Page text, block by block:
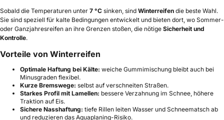
Sobald die Temperaturen unter 7 °C sinken, sind Winterreifen die beste Wahl.
Sie sind speziell für kalte Bedingungen entwickelt und bieten dort, wo Sommer-
oder Ganzjahresreifen an ihre Grenzen stoßen, die nötige Sicherheit und
Kontrolle.
Vorteile von Winterreifen
Optimale Haftung bei Kälte: weiche Gummimischung bleibt auch bei
Minusgraden flexibel.
Kurze Bremswege: selbst auf verschneiten Straßen.
Starkes Profil mit Lamellen: bessere Verzahnung im Schnee, höhere
Traktion auf Eis.
Sichere Nasshaftung: tiefe Rillen leiten Wasser und Schneematsch ab
und reduzieren das Aquaplaning-Risiko.